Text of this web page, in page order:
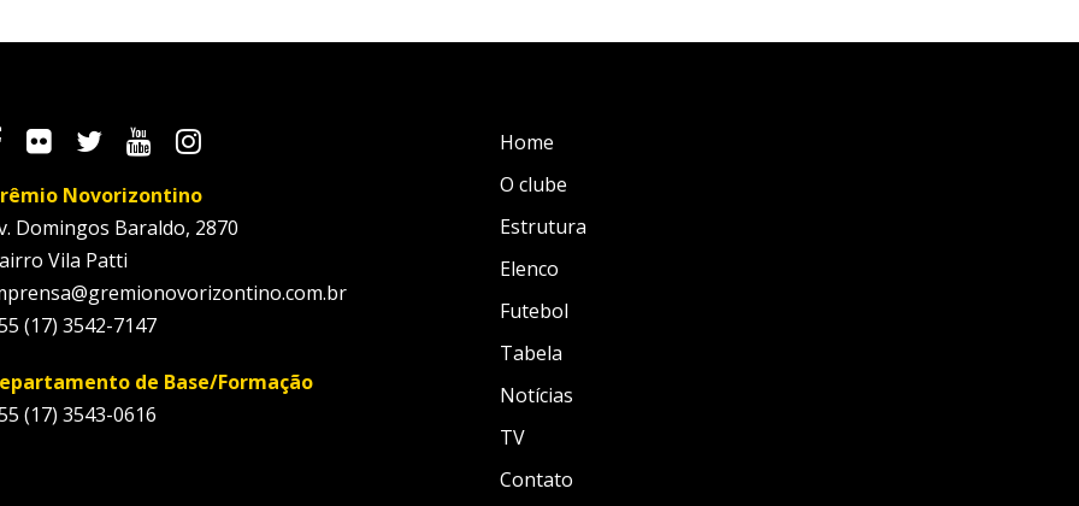
Novorizontino
Domingos Baraldo, 2870
Vila Patti
(17) 3542-7147
de Base/Formação
(17) 3543-0616
Home
O clube
Estrutura
Elenco
Futebol
Tabela
Notícias
TV
Contato